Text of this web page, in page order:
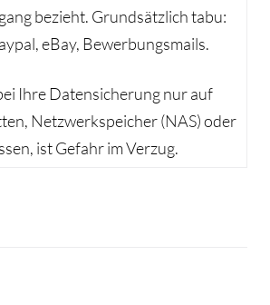
bezieht. Grundsätzlich tabu:
eBay, Bewerbungsmails.
Ihre Datensicherung nur auf
Netzwerkspeicher (NAS) oder
ist Gefahr im Verzug.